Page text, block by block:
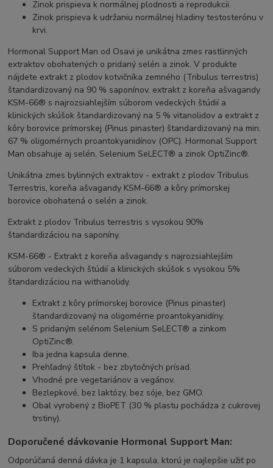
Zinok prispieva k normálnej plodnosti a reprodukcii.
Zinok prispieva k udržaniu normálnej hladiny testosterónu v
krvi.
Hormonal Support Man od Osavi je unikátna zmes rastlinných
extraktov obohatených o pridaný selén a zinok. V produkte
nájdete extrakt z plodov kotvičníka zemného (Tribulus terrestris)
štandardizovaný na 90 % saponínov, extrakt z koreňa ašvagandy
KSM-66® s najrozsiahlejším súborom vedeckých štúdií a
klinických skúšok štandardizovaný na 5 % vitanolidov a extrakt z
kôry borovice prímorskej (Pinus pinaster) štandardizovaný na min.
67 % oligomérnych proantokyanidínov (OPC). Hormonal Support
Man obsahuje aj selén, Selenium SeLECT® a zinok OptiZinc®.
Unikátna zmes bylinných extraktov - extrakt z plodov Tribulus
Terrestris, koreňa ašvagandy KSM-66® a kôry prímorskej
borovice obohatená o selén a zinok.
Extrakt z plodov Tribulus terrestris s vysokou 90%
štandardizáciou na saponíny.
KSM-66® - Extrakt z koreňa ašvagandy s najrozsiahlejším
súborom vedeckých štúdií a klinických skúšok s vysokou 5%
štandardizáciou na withanolidy.
Extrakt z kôry prímorskej borovice (Pinus pinaster)
štandardizovaný na oligomérne proantokyanidíny.
S pridaným selénom Selenium SeLECT® a zinkom
OptiZinc®.
Iba jedna kapsula denne.
Prehľadný štítok - bez zbytočných prísad.
Vhodné pre vegetariánov a vegánov.
Bezlepkové, bez laktózy, bez sóje, bez GMO.
Obal vyrobený z BioPET (30 % plastu pochádza z cukrovej
trstiny).
Doporučené dávkovanie Hormonal Support Man:
Odporúčaná denná dávka je 1 kapsula, ktorú je najlepšie užiť po